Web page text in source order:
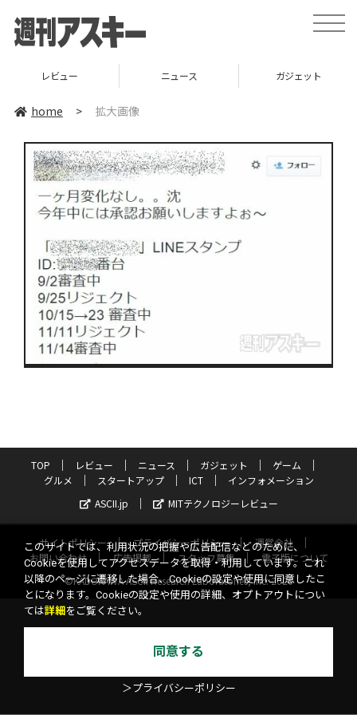
toggle
レビュー ニュース ガジェット
home > 拡大画像
TOP レビュー ニュース ガジェット
ゲーム
グルメ
スタートアップ ICT
インフォメーション
ASCII.jp
MITテクノロジーレビュー
サイトポリシー プライバシーポリシー
運営会社
お問い合わせ
広告掲載 スタッフ募集
電子版について
©KADOKAWA ASCII Research Laboratories, Inc. 2026
このサイトでは、利用状況の把握や広告配信などのために、
Cookieを使用してアクセスデータを取得・利用しています。これ
以降のページに遷移した場合、Cookieの設定や使用に同意したこ
とになります。Cookieの設定や使用の詳細、オプトアウトについ
ては詳細 をご覧ください。
同意する
＞プライバシーポリシー